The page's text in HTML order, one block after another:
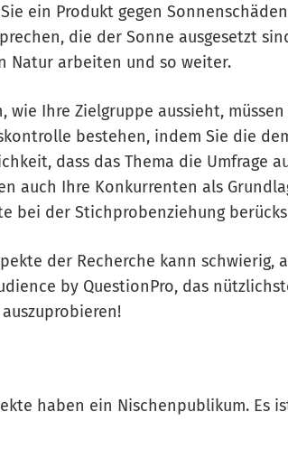
ein Produkt gegen
die der Sonne ausgesetzt
Natur arbeiten und so weiter.
wie Ihre Zielgruppe aussieht,
bestehen, indem Sie die
dass das Thema die Umfrage
auch Ihre Konkurrenten als
bei der Stichprobenziehung
der Recherche kann schwierig,
by QuestionPro, das
haben ein Nischenpublikum. Es